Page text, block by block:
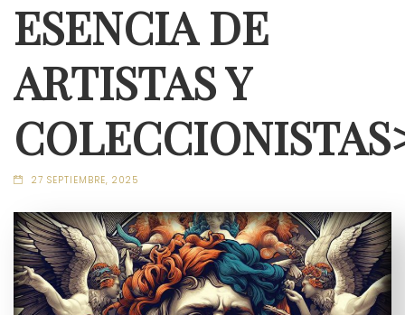
ESENCIA DE
ARTISTAS Y
27 SEPTIEMBRE, 2025